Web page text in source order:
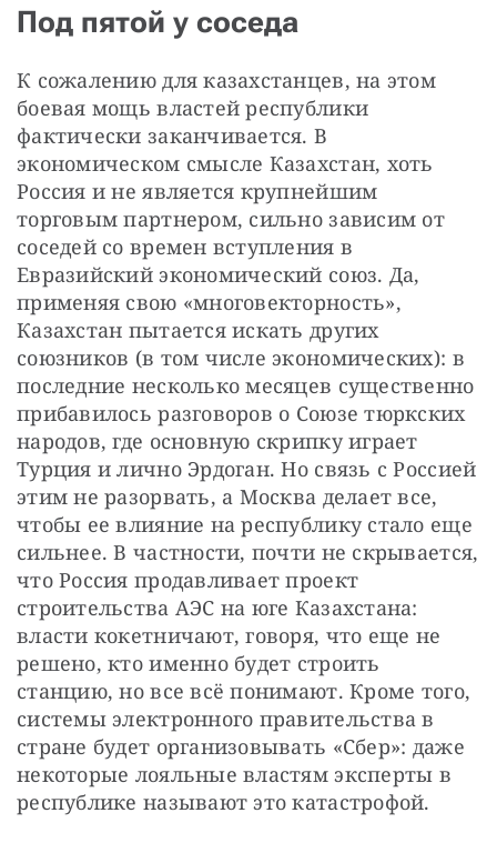
Под пятой у соседа
К сожалению для казахстанцев, на этом
боевая мощь властей республики
фактически заканчивается. В
экономическом смысле Казахстан, хоть
Россия и не является крупнейшим
торговым партнером, сильно зависим от
соседей со времен вступления в
Евразийский экономический союз. Да,
применяя свою «многовекторность»,
Казахстан пытается искать других
союзников (в том числе экономических): в
последние несколько месяцев существенно
прибавилось разговоров о Союзе тюркских
народов, где основную скрипку играет
Турция и лично Эрдоган. Но связь с Россией
этим не разорвать, а Москва делает все,
чтобы ее влияние на республику стало еще
сильнее. В частности, почти не скрывается,
что Россия продавливает проект
строительства АЭС на юге Казахстана:
власти кокетничают, говоря, что еще не
решено, кто именно будет строить
станцию, но все всё понимают. Кроме того,
системы электронного правительства в
стране будет организовывать «Сбер»: даже
некоторые лояльные властям эксперты в
республике называют это катастрофой.